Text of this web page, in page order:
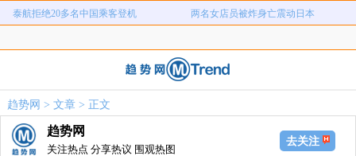
泰航拒绝20多名中国乘客登机 两名女店员被炸身亡震动日本
直播自杀日本女网红已身亡 海口80吨高危化学品瞒报
急诊医生漏诊致患儿死亡获刑1年
泰航拒绝20多名中国乘客登机 两名女店员被炸身亡震动日本
趋势网 > 文章> 正文
趋势网
关注热点 分享热议 围观热图
去关注